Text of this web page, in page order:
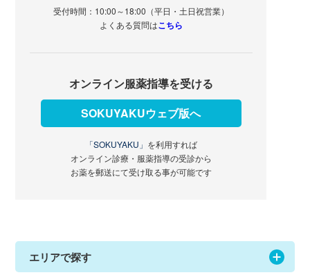
受付時間：10:00～18:00（平日・土日祝営業）
よくある質問はこちら
オンライン服薬指導を受ける
SOKUYAKUウェブ版へ
「SOKUYAKU」 を利用すれば
オンライン診療・服薬指導の受診から
お薬を郵送にて受け取る事が可能です
エリアで探す